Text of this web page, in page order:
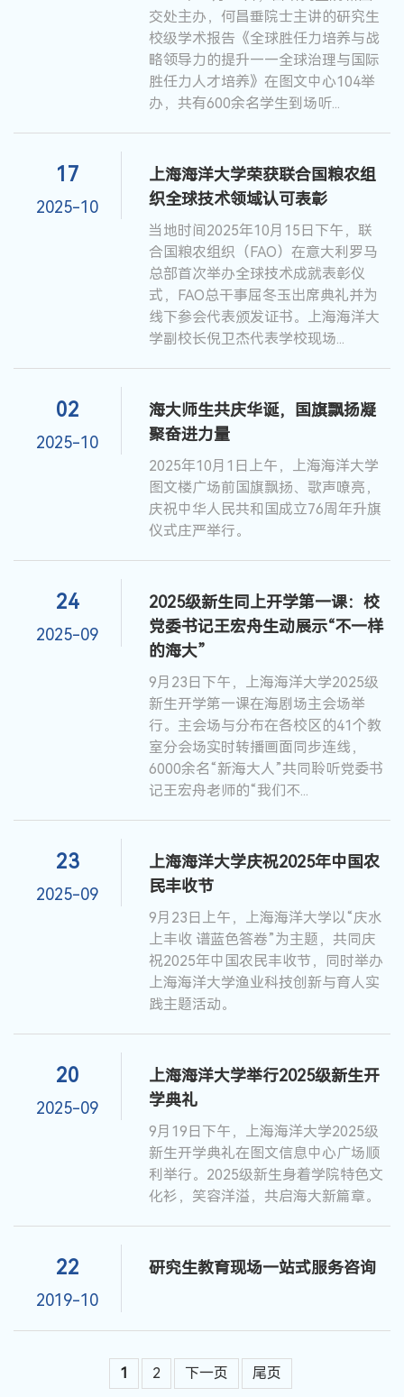
交处主办，何昌垂院士主讲的研究生
校级学术报告《全球胜任力培养与战
略领导力的提升——全球治理与国际
胜任力人才培养》在图文中心104举
办，共有600余名学生到场听...
17
2025-10
上海海洋大学荣获联合国粮农组
织全球技术领域认可表彰
当地时间2025年10月15日下午，联
合国粮农组织（FAO）在意大利罗马
总部首次举办全球技术成就表彰仪
式，FAO总干事屈冬玉出席典礼并为
线下参会代表颁发证书。上海海洋大
学副校长倪卫杰代表学校现场...
02
2025-10
海大师生共庆华诞，国旗飘扬凝
聚奋进力量
2025年10月1日上午，上海海洋大学
图文楼广场前国旗飘扬、歌声嘹亮，
庆祝中华人民共和国成立76周年升旗
仪式庄严举行。
24
2025-09
2025级新生同上开学第一课：校
党委书记王宏舟生动展示“不一样
的海大”
9月23日下午，上海海洋大学2025级
新生开学第一课在海剧场主会场举
行。主会场与分布在各校区的41个教
室分会场实时转播画面同步连线，
6000余名“新海大人”共同聆听党委书
记王宏舟老师的“我们不...
23
2025-09
上海海洋大学庆祝2025年中国农
民丰收节
9月23日上午，上海海洋大学以“‌庆水
上丰收 谱蓝色答卷‌”为主题，共同庆
祝2025年中国农民丰收节，同时举办
上海海洋大学渔业科技创新与育人实
践主题活动。
20
2025-09
上海海洋大学举行2025级新生开
学典礼
9月19日下午，上海海洋大学2025级
新生开学典礼在图文信息中心广场顺
利举行。2025级新生身着学院特色文
化衫，笑容洋溢，共启海大新篇章。
22
2019-10
研究生教育现场一站式服务咨询
1 2 下一页 尾页